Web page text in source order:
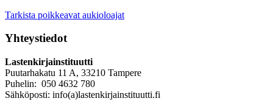
Tarkista poikkeavat aukioloajat
Yhteystiedot
Lastenkirjainstituutti
Puutarhakatu 11 A, 33210 Tampere
Puhelin: 050 4632 780
Sähköposti: info(a)lastenkirjainstituutti.fi